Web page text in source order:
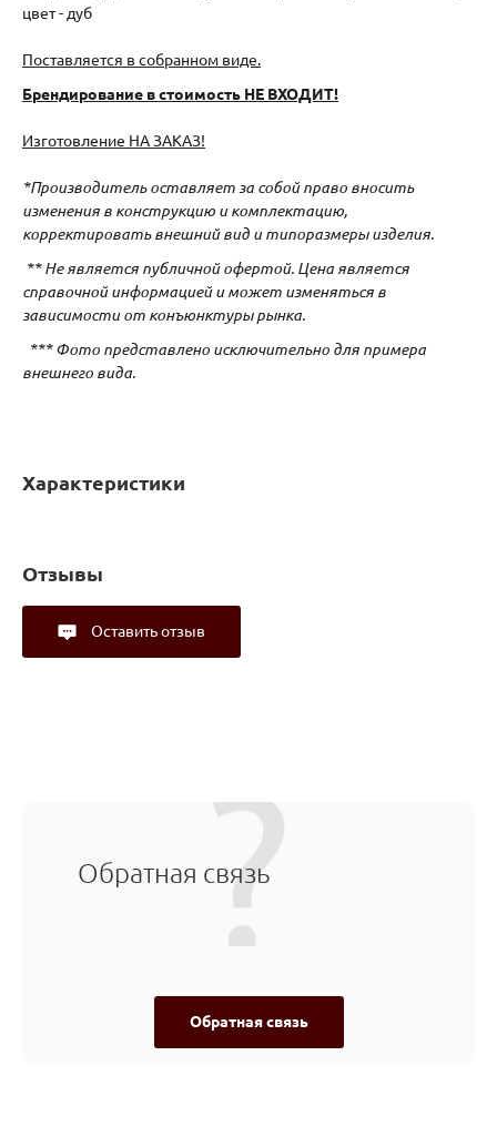
цвет - дуб
Поставляется в собранном виде.
Брендирование в стоимость НЕ ВХОДИТ!
Изготовление НА ЗАКАЗ!
*Производитель оставляет за собой право вносить
изменения в конструкцию и комплектацию,
корректировать внешний вид и типоразмеры изделия.
** Не является публичной офертой. Цена является
справочной информацией и может изменяться в
зависимости от конъюнктуры рынка.
*** Фото представлено исключительно для примера
внешнего вида.
Характеристики
Отзывы
Оставить отзыв
Обратная связь
Обратная связь